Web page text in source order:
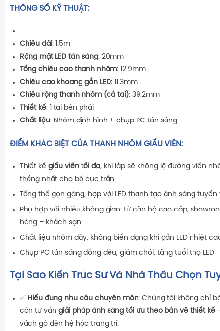
THÔNG SỐ KỸ THUẬT:
Chiều dài: 1.5m
Rộng mặt LED tán sáng: 20mm
Tổng chiều cao thanh nhôm: 12.9mm
Chiều cao khoang gắn LED: 11.3mm
Chiều rộng thanh nhôm (cả tai): 39.2mm
Thiết kế: 1 tai bên phải
Chất liệu: Nhôm định hình + chụp PC tán sáng
ĐIỂM KHÁC BIỆT CỦA THANH NHÔM GIẤU VIỀN:
Thiết kế giấu viền tối đa, khi lắp sẽ không lộ đường viền
thống nhất cho bố cục trần
Tổng thể gọn gàng, hợp với LED thanh tạo ánh sáng
Phụ hợp với nhiều không gian: từ căn hộ cao cấp,
hàng – khách sạn
Chất liệu nhôm dày, không biến dạng khi gắn LED nhiệt
Chụp PC tán sáng đồng đều, giảm chói, tăng tuổi thọ LED
Tại Sao Kiến Trúc Sư Và Nhà Thầu Chọn
✅ Hiểu đúng nhu cầu chuyên môn: Chúng tôi không chỉ
còn tư vấn giải pháp ánh sáng tối ưu theo bản vẽ thiết kế
vách gỗ đến hệ hộc trang trí.